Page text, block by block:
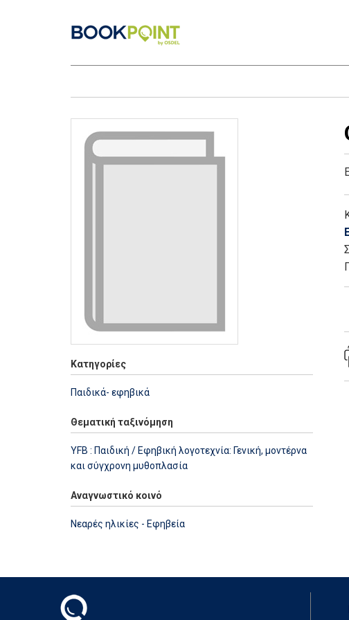
Κατηγορίες
Παιδικά- εφηβικά
Θεματική ταξινόμηση
YFB : Παιδική / Εφηβική λογοτεχνία: Γενική, μοντέρνα
και σύγχρονη μυθοπλασία
Αναγνωστικό κοινό
Νεαρές ηλικίες - Εφηβεία